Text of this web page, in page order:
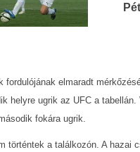
fordulójának elmaradt
helyre ugrik az UFC a
fokára ugrik.
történtek a találkozón. A